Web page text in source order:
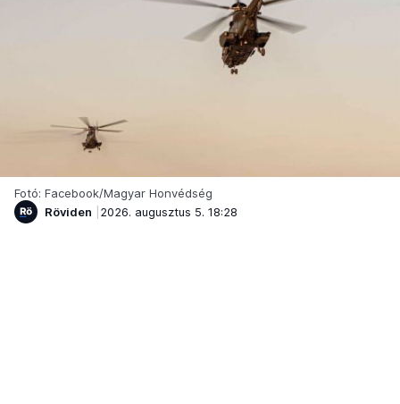
Fotó: Facebook/Magyar Honvédség
Röviden
2026. augusztus 5. 18:28